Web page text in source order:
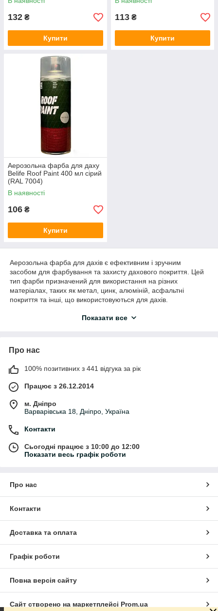
132 ₴
Купити
113 ₴
Купити
Аерозольна фарба для даху
Belife Roof Paint 400 мл сірий
(RAL 7004)
В наявності
106 ₴
Купити
Аерозольна фарба для дахів є ефективним і зручним
засобом для фарбування та захисту дахового покриття. Цей
тип фарби призначений для використання на різних
матеріалах, таких як метал, цинк, алюміній, асфальтні
покриття та інші, що використовуються для дахів.
інтенсивність розпилення, що полегшує роботу на
зазвичай має високу стійкість до впливу сонячних
погодних умов.
Захист від корозії:
Деякі аерозольні фарби для
дахів мають в складі антикорозійні компоненти, які
Широкий вибір кольорів:Ви можете вибрати
фарбу, яка відповідає вашим дизайнерським
Перед використанням будь-якої фарби завжди
рекомендується ознайомитися з інструкціями виробника та
виконати необхідні заходи безпеки.
Показати все
Про нас
100% позитивних з 441 відгука за рік
Працює з 26.12.2014
м. Дніпро
Варварівська 18, Дніпро, Україна
Контакти
Сьогодні працює з 10:00 до 12:00
Показати весь графік роботи
Про нас
Контакти
Доставка та оплата
Графік роботи
Повна версія сайту
Сайт створено на маркетплейсі Prom.ua